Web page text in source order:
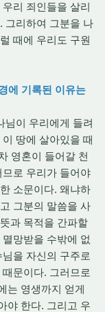
리 죄인들을 살리
그리하여 그분을 나
때에 우리도 구원
에 기록된 이유는
님이 우리에게 들려
땅에 살아있을 때
영혼이 들어갈 천
로 우리가 들어야
소문이다. 왜냐하
그분의 말씀을 사
과 목적을 간파할
망받을 수밖에 없
을 자신의 구주로
문이다. 그러므로
는 영생까지 얻게
야 한다. 그리고 우